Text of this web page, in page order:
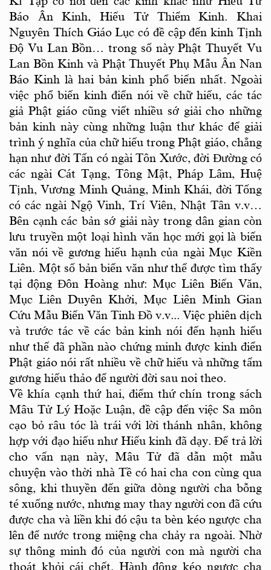
Báo Ân Kinh, Hiếu Tử Thiểm Kinh. Khai
Nguyên Thích Giáo Lục có đề cập đến kinh Tịnh
Độ Vu Lan Bồn… trong số này Phật Thuyết Vu
Lan Bồn Kinh và Phật Thuyết Phụ Mẫu Ân Nan
Báo Kinh là hai bản kinh phổ biến nhất. Ngoài
việc phổ biến kinh điển nói về chữ hiếu, các tác
giả Phật giáo cũng viết nhiều sớ giải cho những
bản kinh này cùng những luận thư khác để giải
trình ý nghĩa của chữ hiếu trong Phật giáo, chẳng
hạn như đời Tấn có ngài Tôn Xước, đời Đường có
các ngài Cát Tạng, Tông Mật, Pháp Lâm, Huệ
Tịnh, Vương Minh Quảng, Minh Khái, đời Tống
có các ngài Ngộ Vinh, Trí Viên, Nhật Tân v.v…
Bên cạnh các bản sớ giải này trong dân gian còn
lưu truyền một loại hình văn học mới gọi là biến
văn nói về gương hiếu hạnh của ngài Mục Kiền
Liên. Một số bản biến văn như thế được tìm thấy
tại động Đôn Hoàng như: Mục Liên Biến Văn,
Mục Liên Duyên Khởi, Mục Liên Minh Gian
Cứu Mẫu Biến Văn Tinh Đồ v.v... Việc phiên dịch
và trước tác về các bản kinh nói đến hạnh hiếu
như thế đã phần nào chứng minh được kinh điển
Phật giáo nói rất nhiều về chữ hiếu và những tấm
gương hiếu thảo để người đời sau noi theo.
Về khía cạnh thứ hai, điểm thứ chín trong sách
Mâu Tử Lý Hoặc Luận, đề cập đến việc Sa môn
cạo bỏ râu tóc là trái với lời thánh nhân, không
hợp với đạo hiếu như Hiếu kinh đã dạy. Để trả lời
cho vấn nạn này, Mâu Tử đã dẫn một mẫu
chuyện vào thời nhà Tề có hai cha con cùng qua
sông, khi thuyền đến giữa dòng người cha bỗng
té xuống nước, nhưng may thay người con đã cứu
được cha và liền khi đó cậu ta bèn kéo ngược cha
lên để nước trong miệng cha chảy ra ngoài. Nhờ
sự thông minh đó của người con mà người cha
thoát khỏi cái chết. Hành động kéo ngược cha